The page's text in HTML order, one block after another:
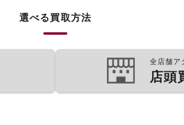
選べる買取方法
全店舗ア
店頭